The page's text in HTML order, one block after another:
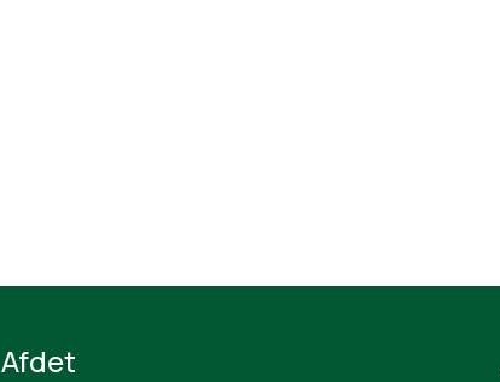
Afdet